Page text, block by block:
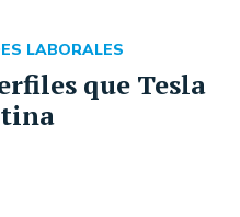
que Tesla
LABORALES